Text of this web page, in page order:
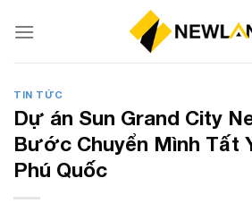
TIN TỨC
Dự án Sun Grand City
Bước Chuyển Mình Tất
Phú Quốc